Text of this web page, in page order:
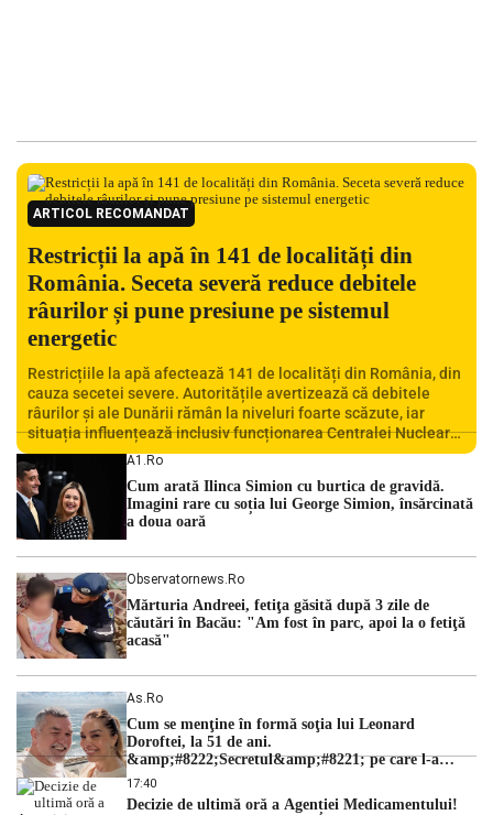
ARTICOL RECOMANDAT
Restricții la apă în 141 de localități din
România. Seceta severă reduce debitele
râurilor și pune presiune pe sistemul
energetic
Restricțiile la apă afectează 141 de localități din România, din
cauza secetei severe. Autoritățile avertizează că debitele
râurilor și ale Dunării rămân la niveluri foarte scăzute, iar
situația influențează inclusiv funcționarea Centralei Nucleare
de la Cernavodă. România se confruntă cu una dintre cele mai
dificile perioade din punct de vedere hidrologic din ultimii ani.
Lipsa […]
A1.ro
Cum arată Ilinca Simion cu burtica de gravidă.
Imagini rare cu soția lui George Simion, însărcinată
a doua oară
Observatornews.ro
Mărturia Andreei, fetiţa găsită după 3 zile de
căutări în Bacău: "Am fost în parc, apoi la o fetiţă
acasă"
As.ro
Cum se menţine în formă soţia lui Leonard
Doroftei, la 51 de ani.
&amp;#8222;Secretul&amp;#8221; pe care l-a
dezvăluit
17:40
Decizie de ultimă oră a Agenției Medicamentului!